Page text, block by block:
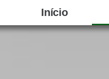
Início